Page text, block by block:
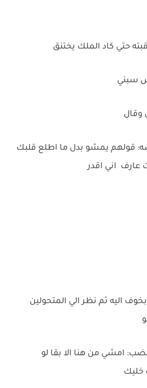
حتي كاد الملك يختنق
سبني
وقال
قولهم يمشو بدل ما اطلع قلبك
عارف اني اقدر
اليه ثم نظر الي المتحولين
امشي من هنا الا بقا لو
خليك